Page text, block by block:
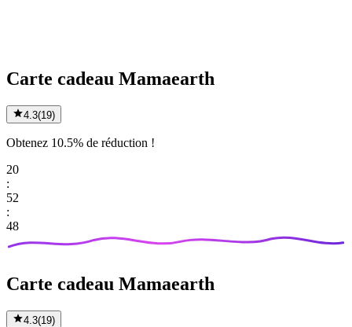
Carte cadeau Mamaearth
4.3(19)
Obtenez 10.5% de réduction !
20
:
52
:
48
Carte cadeau Mamaearth
4.3(19)